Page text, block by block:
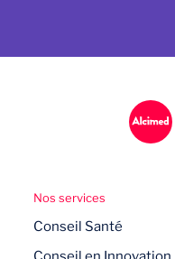
Nos services
Conseil Santé